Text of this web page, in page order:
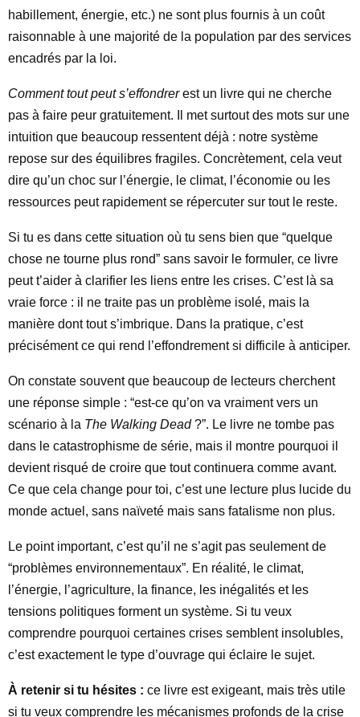
habillement, énergie, etc.) ne sont plus fournis à un coût
raisonnable à une majorité de la population par des services
encadrés par la loi.
Comment tout peut s’effondrerest un livre qui ne cherche
pas à faire peur gratuitement. Il met surtout des mots sur une
intuition que beaucoup ressentent déjà : notre système
repose sur des équilibres fragiles. Concrètement, cela veut
dire qu’un choc sur l’énergie, le climat, l’économie ou les
ressources peut rapidement se répercuter sur tout le reste.
Si tu es dans cette situation où tu sens bien que “quelque
chose ne tourne plus rond” sans savoir le formuler, ce livre
peut t’aider à clarifier les liens entre les crises. C’est là sa
vraie force : il ne traite pas un problème isolé, mais la
manière dont tout s’imbrique. Dans la pratique, c’est
précisément ce qui rend l’effondrement si difficile à anticiper.
On constate souvent que beaucoup de lecteurs cherchent
une réponse simple : “est-ce qu’on va vraiment vers un
scénario à la The Walking Dead?”. Le livre ne tombe pas
dans le catastrophisme de série, mais il montre pourquoi il
devient risqué de croire que tout continuera comme avant.
Ce que cela change pour toi, c’est une lecture plus lucide du
monde actuel, sans naïveté mais sans fatalisme non plus.
Le point important, c’est qu’il ne s’agit pas seulement de
“problèmes environnementaux”. En réalité, le climat,
l’énergie, l’agriculture, la finance, les inégalités et les
tensions politiques forment un système. Si tu veux
comprendre pourquoi certaines crises semblent insolubles,
c’est exactement le type d’ouvrage qui éclaire le sujet.
À retenir si tu hésites : ce livre est exigeant, mais très utile
si tu veux comprendre les mécanismes profonds de la crise